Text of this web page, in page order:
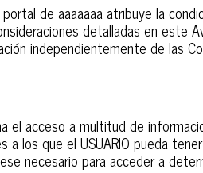
de aaaaaaa atribuye la
detalladas en este
independientemente de las
el acceso a multitud de
a los que el USUARIO pueda
necesario para acceder a